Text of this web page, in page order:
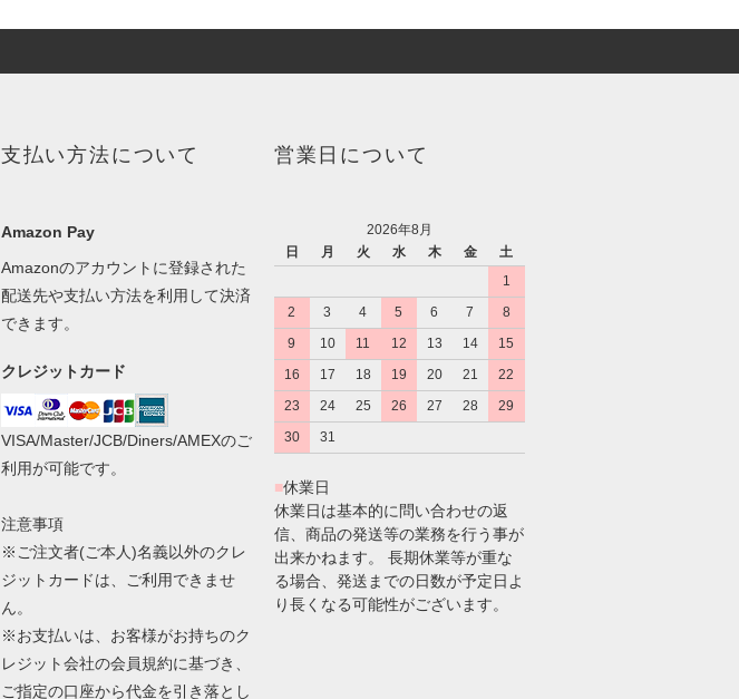
支払い方法について
Amazon Pay
Amazonのアカウントに登録された
配送先や支払い方法を利用して決済
できます。
クレジットカード
VISA/Master/JCB/Diners/AMEXのご
利用が可能です。
注意事項
※ご注文者(ご本人)名義以外のクレ
ジットカードは、ご利用できませ
ん。
※お支払いは、お客様がお持ちのク
レジット会社の会員規約に基づき、
ご指定の口座から代金を引き落とし
営業日について
2026年8月
日
月 火 水 木 金
土
1
2
3 4 5 6 7
8
9
10 11 12 13 14
15
16
17 18 19 20 21
22
23
24 25 26 27 28
29
30
31
■休業日
休業日は基本的に問い合わせの返
信、商品の発送等の業務を行う事が
出来かねます。 長期休業等が重な
る場合、発送までの日数が予定日よ
り長くなる可能性がございます。